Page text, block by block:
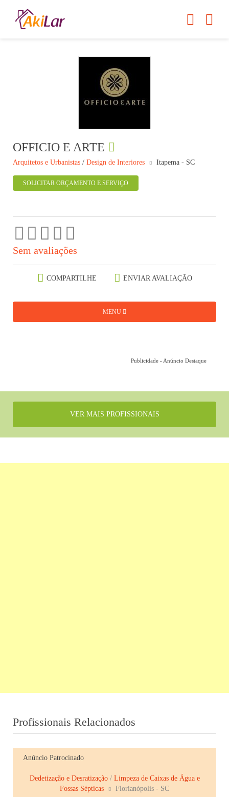
OFFICIO E ARTE
Arquitetos e Urbanistas / Design de Interiores Itapema - SC
SOLICITAR ORÇAMENTO E SERVIÇO
Sem avaliações
COMPARTILHE ENVIAR AVALIAÇÃO
MENU
Publicidade - Anúncio Destaque
VER MAIS PROFISSIONAIS
Profissionais Relacionados
Anúncio Patrocinado
Dedetização e Desratização/ Limpeza de Caixas de Água e
Fossas Sépticas
Florianópolis - SC